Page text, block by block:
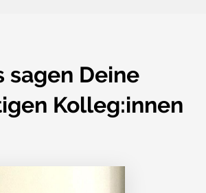
sagen Deine
Kolleg:innen